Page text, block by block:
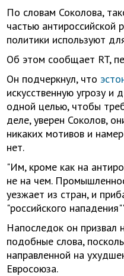
По словам Соколова,
частью антироссийской
политики используют
Об этом сообщает RT,
Он подчеркнул, что
искусственную угрозу и
одной целью, чтобы
деле, уверен Соколов,
никаких мотивов и
нет.
"Им, кроме как на
не на чем.
уезжает из стран, и
"российского
Напоследок он призвал
подобные слова,
направленной на
Евросоюза.